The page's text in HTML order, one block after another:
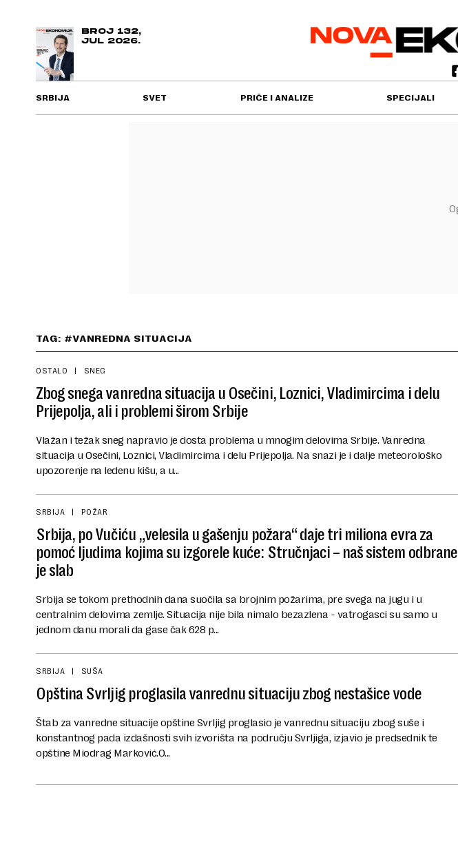
BROJ 132,
JUL 2026.
SRBIJA SVET PRIČE I ANALIZE SPECIJALI
TAG: #VANREDNA SITUACIJA
OSTALO SNEG
Zbog snega vanredna situacija u Osečini, Loznici, Vladimircima i delu
Prijepolja, ali i problemi širom Srbije
Vlažan i težak sneg napravio je dosta problema u mnogim delovima Srbije. Vanredna
situacija u Osečini, Loznici, Vladimircima i delu Prijepolja. Na snazi je i dalje meteorološko
upozorenje na ledenu kišu, a u...
SRBIJA POŽAR
Srbija, po Vučiću „velesila u gašenju požara“ daje tri miliona evra za
pomoć ljudima kojima su izgorele kuće: Stručnjaci – naš sistem odbrane
je slab
Srbija se tokom prethodnih dana suočila sa brojnim požarima, pre svega na jugu i u
centralnim delovima zemlje. Situacija nije bila nimalo bezazlena - vatrogasci su samo u
jednom danu morali da gase čak 628 p...
SRBIJA SUŠA
Opština Svrljig proglasila vanrednu situaciju zbog nestašice vode
Štab za vanredne situacije opštine Svrljig proglasio je vanrednu situaciju zbog suše i
konstantnog pada izdašnosti svih izvorišta na području Svrljiga, izjavio je predsednik te
opštine Miodrag Marković.O...